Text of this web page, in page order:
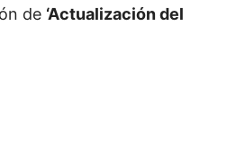
de ‘Actualización del